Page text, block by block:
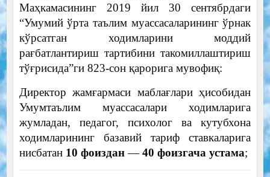
Маҳкамасининг 2019 йил 30 сентябрдаги
“Умумий ўрта таълим муассасаларининг ўрнак
кўрсатган ходимларини моддий
рағбатлантириш тартибини такомиллаштириш
тўғрисида”ги 823-сон қарорига мувофиқ:
Директор жамғармаси маблағлари ҳисобидан
Умумтаълим муассасалари ходимларига
жумладан, педагог, психолог ва кутубхона
ходимларининг базавий тариф ставкаларига
нисбатан 10 фоиздан—40 фоизгача устама;